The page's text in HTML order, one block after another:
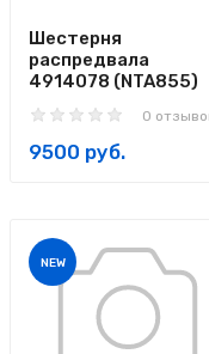
Шестерня
распредвала
4914078 (NTA855)
0
9500 руб.
NEW